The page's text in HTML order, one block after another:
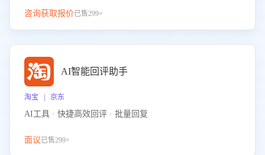
咨询获取报价已售299+
AI智能回评助手
淘宝 | 京东
AI工具 · 快捷高效回评 · 批量回复
面议已售299+